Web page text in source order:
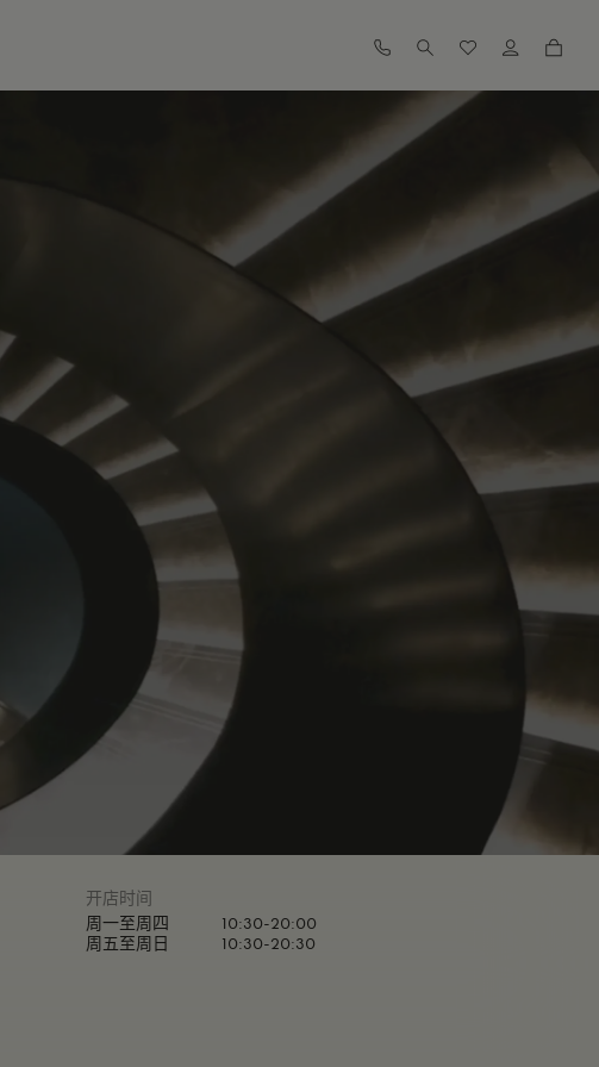
开店时间
周一至周四
10:30-20:00
周五至周日
10:30-20:30